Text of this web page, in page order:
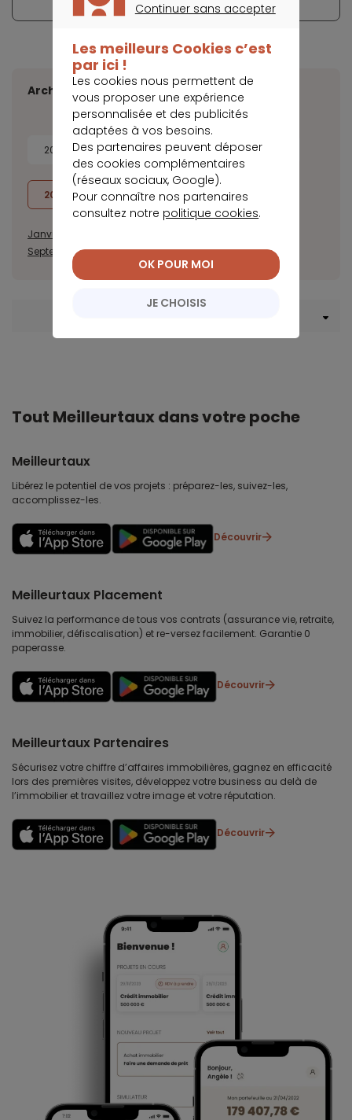
Archives
2026 2025 2024 2023
2022 2021 2020
Janvier
Septembre Octobre Novembre Décembre
Tout Meilleurtaux dans votre poche
Meilleurtaux
Libérez le potentiel de vos projets : préparez-les, suivez-les,
accomplissez-les.
Découvrir
Meilleurtaux Placement
Suivez la performance de tous vos contrats (assurance vie, retraite,
immobilier, défiscalisation) et re-versez facilement. Garantie 0
paperasse.
Découvrir
Meilleurtaux Partenaires
Sécurisez votre chiffre d’affaires immobilières, gagnez en efficacité
lors des premières visites, développez votre business au delà de
l’immobilier et travaillez votre image et votre réputation.
Découvrir
Continuer sans accepter
Les meilleurs Cookies c’est
par ici !
Les cookies nous permettent de
vous proposer une expérience
personnalisée et des publicités
adaptées à vos besoins.
Des partenaires peuvent déposer
des cookies complémentaires
(réseaux sociaux, Google).
Pour connaître nos partenaires
consultez notre politique cookies.
JE CHOISIS
OK POUR MOI